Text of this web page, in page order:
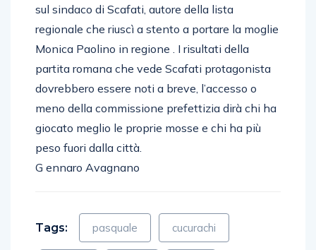
sul sindaco di Scafati, autore della lista
regionale che riuscì a stento a portare la moglie
Monica Paolino in regione . I risultati della
partita romana che vede Scafati protagonista
dovrebbero essere noti a breve, l’accesso o
meno della commissione prefettizia dirà chi ha
giocato meglio le proprie mosse e chi ha più
peso fuori dalla città.
G ennaro Avagnano
Tags: pasquale cucurachi